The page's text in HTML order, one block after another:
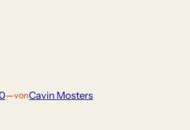
—vonCavin Mosters